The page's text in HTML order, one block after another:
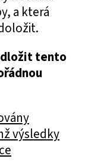
a která
tento
výsledky